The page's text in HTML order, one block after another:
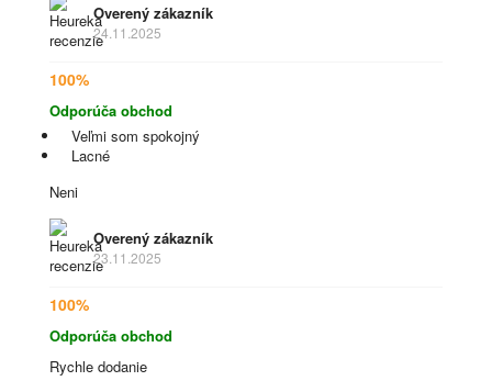
Overený zákazník
24.11.2025
100%
Odporúča obchod
Veľmi som spokojný
Lacné
Neni
Overený zákazník
23.11.2025
100%
Odporúča obchod
Rychle dodanie